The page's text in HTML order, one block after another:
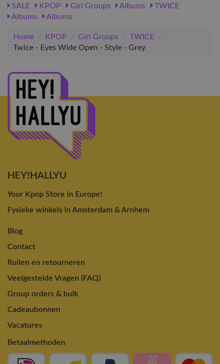
SALE
KPOP Girl Groups Albums
TWICE
Albums
Albums
Home / KPOP / Girl Groups / TWICE
/
Twice - Eyes Wide Open - Style - Grey
HEY!HALLYU
Your Kpop Store in Europe!
Fysieke winkels in Amsterdam & Arnhem
Blog
Contact
Ruilen en retourneren
Veelgestelde Vragen (FAQ)
Group orders & bulk
Cadeaubonnen
Vacatures
Betaalmethoden